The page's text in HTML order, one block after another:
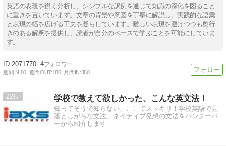
英語の表現を鋭く分析し、シンプルな訳例を通じて知識の深化を図ること
に重きを置いています。文章の背景や意図を丁寧に解説し、実践的な語彙
と表現の幅を広げる工夫を凝らしています。難しい表現を避けつつも奥行
きのある解釈を提供し、読者が自分のペースで学ぶことを可能にしていま
す。
2071770 4
週間IN:80 週間OUT:180 月間IN:380
22 学校で教えて欲しかった、こんな英文法！
知ってそうで知らない、ここでスッキリ！学校英語で見
落としがちな文法、ネイティブ発想の文法をバンクーバ
ーから紹介します